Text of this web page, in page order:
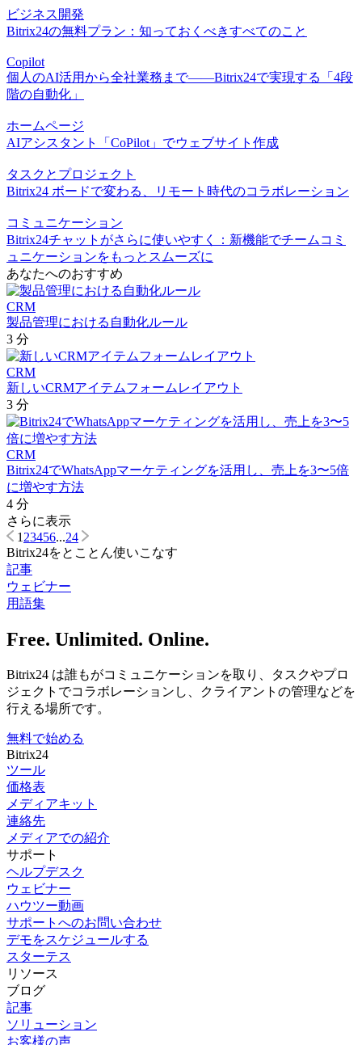
ビジネス開発
Bitrix24の無料プラン：知っておくべきすべてのこと
Copilot
個人のAI活用から全社業務まで――Bitrix24で実現する「4段
階の自動化」
ホームページ
AIアシスタント「CoPilot」でウェブサイト作成
タスクとプロジェクト
Bitrix24 ボードで変わる、リモート時代のコラボレーション
コミュニケーション
Bitrix24チャットがさらに使いやすく：新機能でチームコミ
ュニケーションをもっとスムーズに
あなたへのおすすめ
CRM
製品管理における自動化ルール
3 分
CRM
新しいCRMアイテムフォームレイアウト
3 分
CRM
Bitrix24でWhatsAppマーケティングを活用し、売上を3〜5倍
に増やす方法
4 分
さらに表示
123456...24
Bitrix24をとことん使いこなす
記事
ウェビナー
用語集
Free. Unlimited. Online.
Bitrix24 は誰もがコミュニケーションを取り、タスクやプロ
ジェクトでコラボレーションし、クライアントの管理などを
行える場所です。
無料で始める
Bitrix24
ツール
価格表
メディアキット
連絡先
メディアでの紹介
サポート
ヘルプデスク
ウェビナー
ハウツー動画
サポートへのお問い合わせ
デモをスケジュールする
スターテス
リソース
ブログ
記事
ソリューション
お客様の声